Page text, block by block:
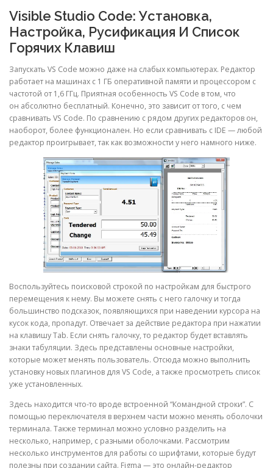
Visible Studio Code: Установка,
Настройка, Русификация И Список
Горячих Клавиш
Запускать VS Code можно даже на слабых компьютерах. Редактор
работает на машинах с 1 ГБ оперативной памяти и процессором с
частотой от 1,6 ГГц. Приятная особенность VS Code в том, что
он абсолютно бесплатный. Конечно, это зависит от того, с чем
сравнивать VS Code. По сравнению с рядом других редакторов он,
наоборот, более функционален. Но если сравнивать с IDE — любой
редактор проигрывает, так как возможности у него намного ниже.
Воспользуйтесь поисковой строкой по настройкам для быстрого
перемещения к нему. Вы можете снять с него галочку и тогда
большинство подсказок, появляющихся при наведении курсора на
кусок кода, пропадут. Отвечает за действие редактора при нажатии
на клавишу Tab. Если снять галочку, то редактор будет вставлять
знаки табуляции. Здесь представлены основные настройки,
которые может менять пользователь. Отсюда можно выполнить
установку новых плагинов для VS Code, а также просмотреть список
уже установленных.
Здесь находится что-то вроде встроенной “Командной строки”. С
помощью переключателя в верхнем части можно менять оболочки
терминала. Также терминал можно условно разделить на
несколько, например, с разными оболочками. Рассмотрим
несколько инструментов для работы со шрифтами, которые будут
полезны при создании сайта. Figma — это онлайн-редактор